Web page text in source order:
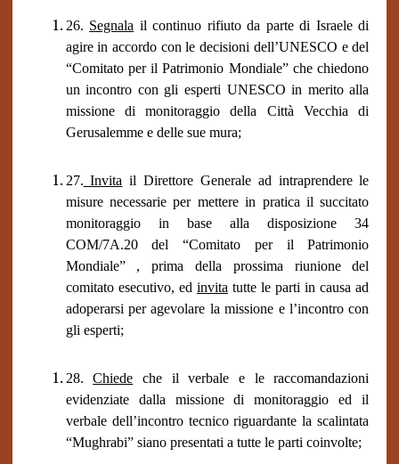
26. Segnala il continuo rifiuto da parte di Israele di
agire in accordo con le decisioni dell’UNESCO e del
“Comitato per il Patrimonio Mondiale” che chiedono
un incontro con gli esperti UNESCO in merito alla
missione di monitoraggio della Città Vecchia di
Gerusalemme e delle sue mura;
27. Invita il Direttore Generale ad intraprendere le
misure necessarie per mettere in pratica il succitato
monitoraggio in base alla disposizione 34
COM/7A.20 del “Comitato per il Patrimonio
Mondiale” , prima della prossima riunione del
comitato esecutivo, ed invita tutte le parti in causa ad
adoperarsi per agevolare la missione e l’incontro con
gli esperti;
28.Chiede che il verbale e le raccomandazioni
evidenziate dalla missione di monitoraggio ed il
verbale dell’incontro tecnico riguardante la scalintata
“Mughrabi” siano presentati a tutte le parti coinvolte;